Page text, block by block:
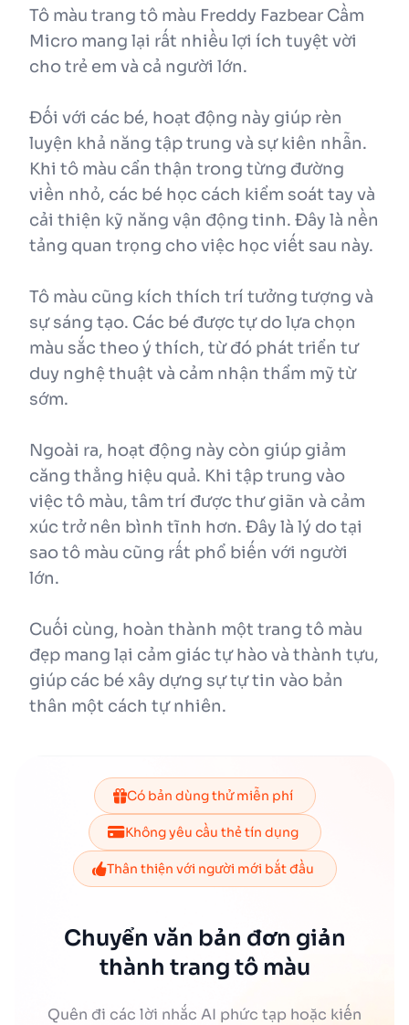
Tô màu trang tô màu Freddy Fazbear Cầm
Micro mang lại rất nhiều lợi ích tuyệt vời
cho trẻ em và cả người lớn.
Đối với các bé, hoạt động này giúp rèn
luyện khả năng tập trung và sự kiên nhẫn.
Khi tô màu cẩn thận trong từng đường
viền nhỏ, các bé học cách kiểm soát tay và
cải thiện kỹ năng vận động tinh. Đây là nền
tảng quan trọng cho việc học viết sau này.
Tô màu cũng kích thích trí tưởng tượng và
sự sáng tạo. Các bé được tự do lựa chọn
màu sắc theo ý thích, từ đó phát triển tư
duy nghệ thuật và cảm nhận thẩm mỹ từ
sớm.
Ngoài ra, hoạt động này còn giúp giảm
căng thẳng hiệu quả. Khi tập trung vào
việc tô màu, tâm trí được thư giãn và cảm
xúc trở nên bình tĩnh hơn. Đây là lý do tại
sao tô màu cũng rất phổ biến với người
lớn.
Cuối cùng, hoàn thành một trang tô màu
đẹp mang lại cảm giác tự hào và thành tựu,
giúp các bé xây dựng sự tự tin vào bản
thân một cách tự nhiên.
Có bản dùng thử miễn phí
Không yêu cầu thẻ tín dụng
Thân thiện với người mới bắt đầu
Chuyển văn bản đơn giản
thành trang tô màu
Quên đi các lời nhắc AI phức tạp hoặc kiến